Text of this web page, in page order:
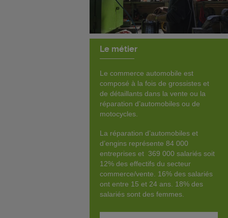
Le métier
Le commerce automobile est
composé à la fois de grossistes et
de détaillants dans la vente ou la
réparation d’automobiles ou de
motocycles.
La réparation d’automobiles et
d’engins représente 84 000
entreprises et 369 000 salariés soit
12% des effectifs du secteur
commerce/vente. 16% des salariés
ont entre 15 et 24 ans. 18% des
salariés sont des femmes.